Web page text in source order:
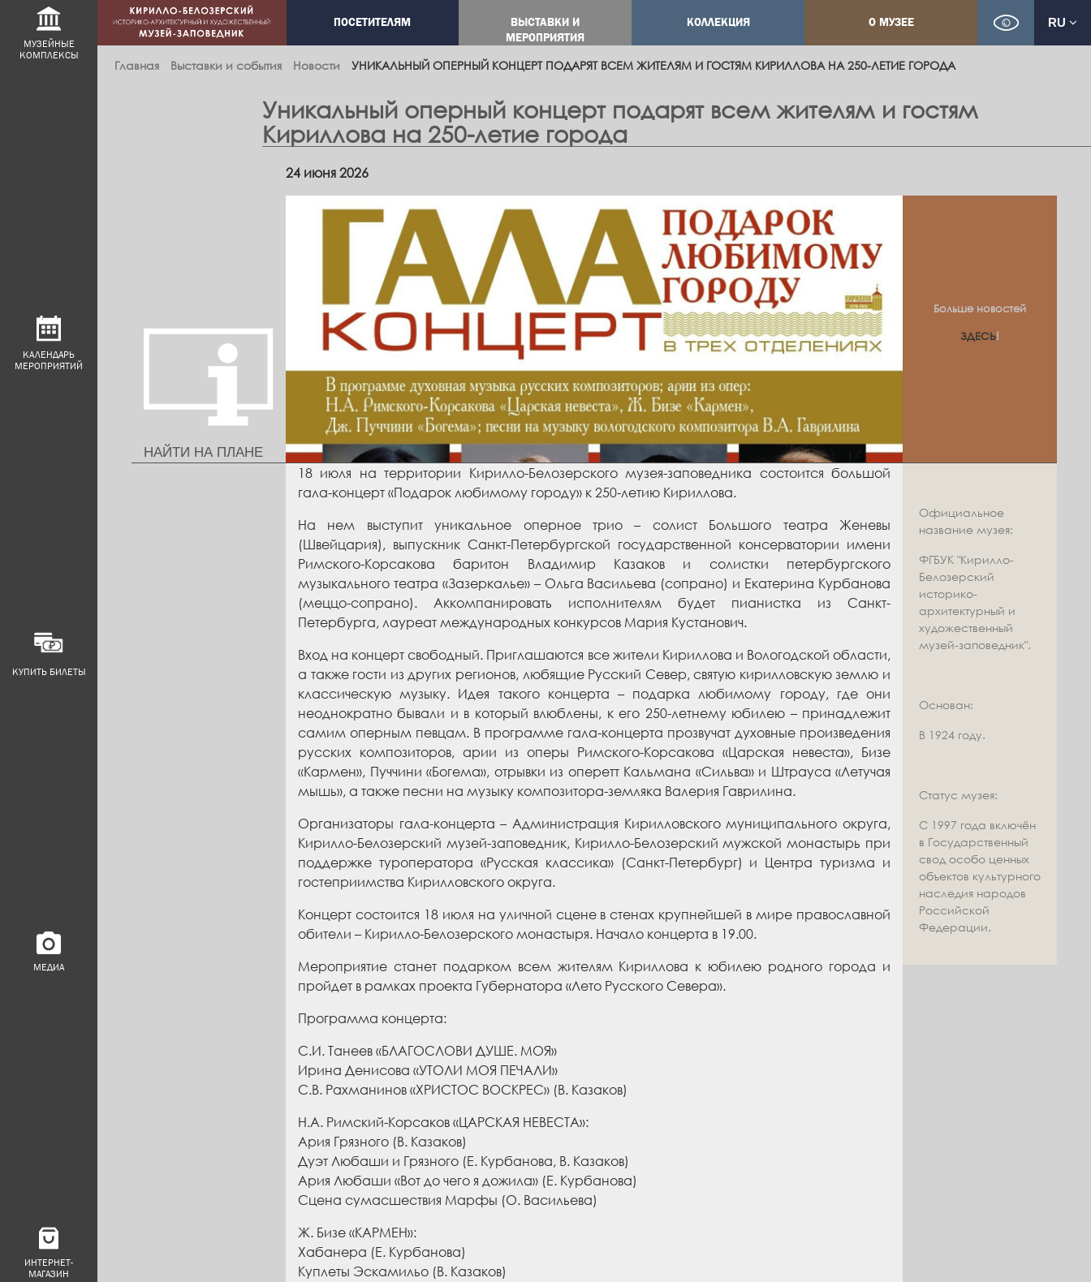
МУЗЕЙНЫЕ
КОМПЛЕКСЫ
КАЛЕНДАРЬ
МЕРОПРИЯТИЙ
КУПИТЬ БИЛЕТЫ
МЕДИА
ИНТЕРНЕТ-
МАГАЗИН
Main
navigation
ПОСЕТИТЕЛЯМ
ВЫСТАВКИ И
МЕРОПРИЯТИЯ
КОЛЛЕКЦИЯ О МУЗЕЕ RU
Главная Выставки и события Новости УНИКАЛЬНЫЙ ОПЕРНЫЙ КОНЦЕРТ ПОДАРЯТ ВСЕМ ЖИТЕЛЯМ И ГОСТЯМ КИРИЛЛОВА НА 250-ЛЕТИЕ ГОРОДА
Уникальный оперный концерт подарят всем жителям и гостям
Кириллова на 250-летие города
НАЙТИ НА ПЛАНЕ
24 июня 2026
Больше новостей
ЗДЕСЬ!
18 июля на территории Кирилло-Белозерского музея-заповедника состоится большой
гала-концерт «Подарок любимому городу» к 250-летию Кириллова.
На нем выступит уникальное оперное трио – солист Большого театра Женевы
(Швейцария), выпускник Санкт-Петербургской государственной консерватории имени
Римского-Корсакова баритон Владимир Казаков и солистки петербургского
музыкального театра «Зазеркалье» – Ольга Васильева (сопрано) и Екатерина Курбанова
(меццо-сопрано). Аккомпанировать исполнителям будет пианистка из Санкт-
Петербурга, лауреат международных конкурсов Мария Кустанович.
Вход на концерт свободный. Приглашаются все жители Кириллова и Вологодской области,
а также гости из других регионов, любящие Русский Север, святую кирилловскую землю и
классическую музыку. Идея такого концерта – подарка любимому городу, где они
неоднократно бывали и в который влюблены, к его 250-летнему юбилею – принадлежит
самим оперным певцам. В программе гала-концерта прозвучат духовные произведения
русских композиторов, арии из оперы Римского-Корсакова «Царская невеста», Бизе
«Кармен», Пуччини «Богема», отрывки из оперетт Кальмана «Сильва» и Штрауса «Летучая
мышь», а также песни на музыку композитора-земляка Валерия Гаврилина.
Организаторы гала-концерта – Администрация Кирилловского муниципального округа,
Кирилло-Белозерский музей-заповедник, Кирилло-Белозерский мужской монастырь при
поддержке туроператора «Русская классика» (Санкт-Петербург) и Центра туризма и
гостеприимства Кирилловского округа.
Концерт состоится 18 июля на уличной сцене в стенах крупнейшей в мире православной
обители – Кирилло-Белозерского монастыря. Начало концерта в 19.00.
Мероприятие станет подарком всем жителям Кириллова к юбилею родного города и
пройдет в рамках проекта Губернатора «Лето Русского Севера».
Программа концерта:
С.И. Танеев «БЛАГОСЛОВИ ДУШЕ. МОЯ»
Ирина Денисова «УТОЛИ МОЯ ПЕЧАЛИ»
С.В. Рахманинов «ХРИСТОС ВОСКРЕС» (В. Казаков)
Н.А. Римский-Корсаков «ЦАРСКАЯ НЕВЕСТА»:
Ария Грязного (В. Казаков)
Дуэт Любаши и Грязного (Е. Курбанова, В. Казаков)
Ария Любаши «Вот до чего я дожила» (Е. Курбанова)
Сцена сумасшествия Марфы (О. Васильева)
Ж. Бизе «КАРМЕН»:
Хабанера (Е. Курбанова)
Куплеты Эскамильо (В. Казаков)
Официальное
название музея:
ФГБУК "Кирилло-
Белозерский
историко-
архитектурный и
художественный
музей-заповедник".
Основан:
В 1924 году.
Статус музея:
С 1997 года включён
в Государственный
свод особо ценных
объектов культурного
наследия народов
Российской
Федерации.